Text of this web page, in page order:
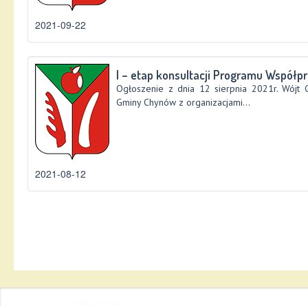
2021-09-22
I – etap konsultacji Programu
Ogłoszenie z dnia 12 sierpnia 2021r. Wójt
Gminy Chynów z organizacjami...
2021-08-12